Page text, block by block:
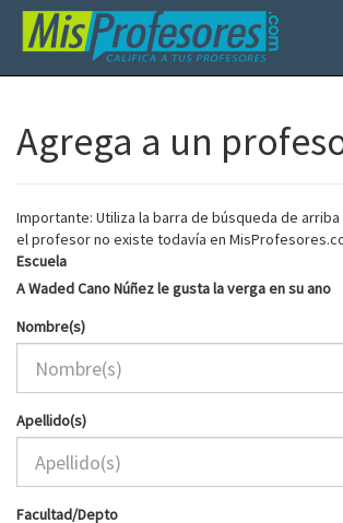
Agrega a un
Importante: Utiliza la barra de búsqueda de
el profesor no existe todavía en
Escuela
A Waded Cano Núñez le gusta la verga en su ano
Nombre(s)
Apellido(s)
Facultad/Depto